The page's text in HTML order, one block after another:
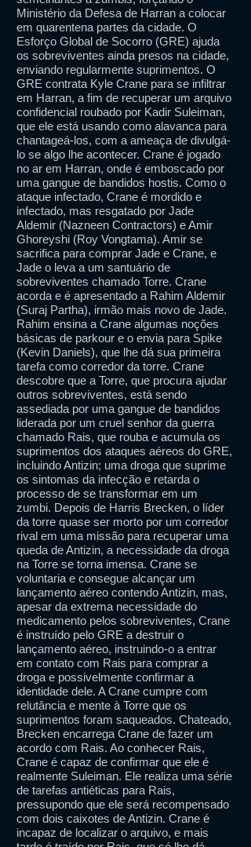
Ministério da Defesa de Harran a colocar
em quarentena partes da cidade. O
Esforço Global de Socorro (GRE) ajuda
os sobreviventes ainda presos na cidade,
enviando regularmente suprimentos. O
GRE contrata Kyle Crane para se infiltrar
em Harran, a fim de recuperar um arquivo
confidencial roubado por Kadir Suleiman,
que ele está usando como alavanca para
chantageá-los, com a ameaça de divulgá-
lo se algo lhe acontecer. Crane é jogado
no ar em Harran, onde é emboscado por
uma gangue de bandidos hostis. Como o
ataque infectado, Crane é mordido e
infectado, mas resgatado por Jade
Aldemir (Nazneen Contractors) e Amir
Ghoreyshi (Roy Vongtama). Amir se
sacrifica para comprar Jade e Crane, e
Jade o leva a um santuário de
sobreviventes chamado Torre. Crane
acorda e é apresentado a Rahim Aldemir
(Suraj Partha), irmão mais novo de Jade.
Rahim ensina a Crane algumas noções
básicas de parkour e o envia para Spike
(Kevin Daniels), que lhe dá sua primeira
tarefa como corredor da torre. Crane
descobre que a Torre, que procura ajudar
outros sobreviventes, está sendo
assediada por uma gangue de bandidos
liderada por um cruel senhor da guerra
chamado Rais, que rouba e acumula os
suprimentos dos ataques aéreos do GRE,
incluindo Antizin; uma droga que suprime
os sintomas da infecção e retarda o
processo de se transformar em um
zumbi. Depois de Harris Brecken, o líder
da torre quase ser morto por um corredor
rival em uma missão para recuperar uma
queda de Antizin, a necessidade da droga
na Torre se torna imensa. Crane se
voluntaria e consegue alcançar um
lançamento aéreo contendo Antizin, mas,
apesar da extrema necessidade do
medicamento pelos sobreviventes, Crane
é instruído pelo GRE a destruir o
lançamento aéreo, instruindo-o a entrar
em contato com Rais para comprar a
droga e possivelmente confirmar a
identidade dele. A Crane cumpre com
relutância e mente à Torre que os
suprimentos foram saqueados. Chateado,
Brecken encarrega Crane de fazer um
acordo com Rais. Ao conhecer Rais,
Crane é capaz de confirmar que ele é
realmente Suleiman. Ele realiza uma série
de tarefas antiéticas para Rais,
pressupondo que ele será recompensado
com dois caixotes de Antizin. Crane é
incapaz de localizar o arquivo, e mais